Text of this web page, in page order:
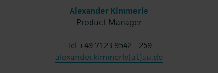
Alexander Kimmerle
Product Manager
Tel +49 7123 9542 - 259
alexander.kimmerle(at)au.de